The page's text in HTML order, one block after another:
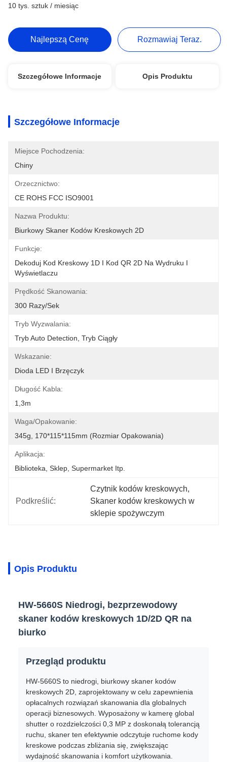
10 tys. sztuk / miesiąc
Najlepszą Cenę Rozmawiaj Teraz.
Szczegółowe Informacje Opis Produktu
Szczegółowe Informacje
Miejsce Pochodzenia:
Chiny
Orzecznictwo:
CE ROHS FCC ISO9001
Nazwa Produktu:
Biurkowy Skaner Kodów Kreskowych 2D
Funkcje:
Dekoduj Kod Kreskowy 1D I Kod QR 2D Na Wydruku I
Wyświetlaczu
Prędkość Skanowania:
300 Razy/sek
Tryb Wyzwalania:
Tryb Auto Detection, Tryb Ciągły
Wskazanie:
Dioda LED I Brzęczyk
Długość Kabla:
1,3m
Waga/opakowanie:
345g, 170*115*115mm (rozmiar Opakowania)
Aplikacja:
Biblioteka, Sklep, Supermarket Itp.
Podkreślić:
Czytnik kodów kreskowych,
Skaner kodów kreskowych w
sklepie spożywczym
Opis Produktu
HW-5660S Niedrogi, bezprzewodowy
skaner kodów kreskowych 1D/2D QR na
biurko
Przegląd produktu
HW-5660S to niedrogi, biurkowy skaner kodów
kreskowych 2D, zaprojektowany w celu zapewnienia
opłacalnych rozwiązań skanowania dla globalnych
operacji biznesowych. Wyposażony w kamerę global
shutter o rozdzielczości 0,3 MP z doskonałą tolerancją
ruchu, skaner ten efektywnie odczytuje ruchome kody
kreskowe podczas zbliżania się, zwiększając
wydajność skanowania i komfort użytkowania.